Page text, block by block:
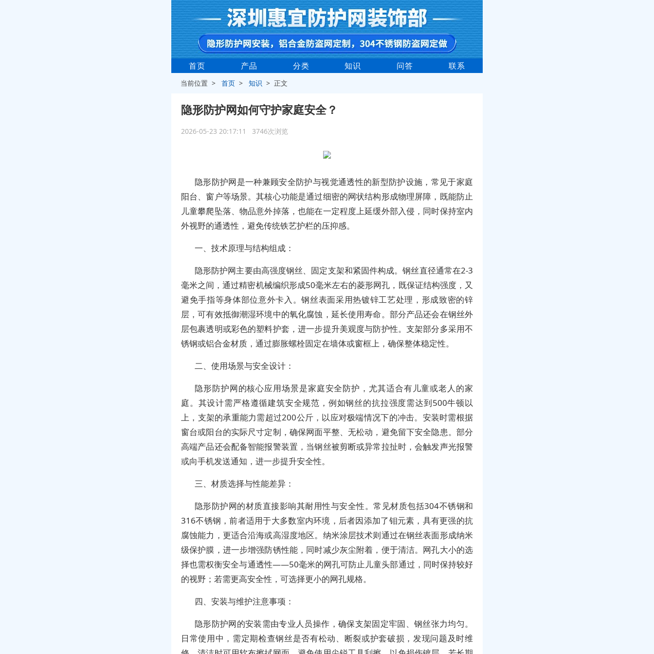
首页 产品 分类 知识 问答 联系
当前位置 >首页 >知识 > 正文
隐形防护网如何守护家庭安全？
2026-05-23 20:17:11 3746次浏览
隐形防护网是一种兼顾安全防护与视觉通透性的新型防护设施，常见于家庭
阳台、窗户等场景。其核心功能是通过细密的网状结构形成物理屏障，既能防止
儿童攀爬坠落、物品意外掉落，也能在一定程度上延缓外部入侵，同时保持室内
外视野的通透性，避免传统铁艺护栏的压抑感。
一、技术原理与结构组成：
隐形防护网主要由高强度钢丝、固定支架和紧固件构成。钢丝直径通常在2-3
毫米之间，通过精密机械编织形成50毫米左右的菱形网孔，既保证结构强度，又
避免手指等身体部位意外卡入。钢丝表面采用热镀锌工艺处理，形成致密的锌
层，可有效抵御潮湿环境中的氧化腐蚀，延长使用寿命。部分产品还会在钢丝外
层包裹透明或彩色的塑料护套，进一步提升美观度与防护性。支架部分多采用不
锈钢或铝合金材质，通过膨胀螺栓固定在墙体或窗框上，确保整体稳定性。
二、使用场景与安全设计：
隐形防护网的核心应用场景是家庭安全防护，尤其适合有儿童或老人的家
庭。其设计需严格遵循建筑安全规范，例如钢丝的抗拉强度需达到500牛顿以
上，支架的承重能力需超过200公斤，以应对极端情况下的冲击。安装时需根据
窗台或阳台的实际尺寸定制，确保网面平整、无松动，避免留下安全隐患。部分
高端产品还会配备智能报警装置，当钢丝被剪断或异常拉扯时，会触发声光报警
或向手机发送通知，进一步提升安全性。
三、材质选择与性能差异：
隐形防护网的材质直接影响其耐用性与安全性。常见材质包括304不锈钢和
316不锈钢，前者适用于大多数室内环境，后者因添加了钼元素，具有更强的抗
腐蚀能力，更适合沿海或高湿度地区。纳米涂层技术则通过在钢丝表面形成纳米
级保护膜，进一步增强防锈性能，同时减少灰尘附着，便于清洁。网孔大小的选
择也需权衡安全与通透性——50毫米的网孔可防止儿童头部通过，同时保持较好
的视野；若需更高安全性，可选择更小的网孔规格。
四、安装与维护注意事项：
隐形防护网的安装需由专业人员操作，确保支架固定牢固、钢丝张力均匀。
日常使用中，需定期检查钢丝是否有松动、断裂或护套破损，发现问题及时维